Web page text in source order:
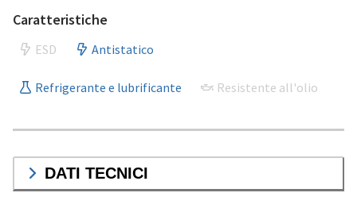
Caratteristiche
ESD Antistatico
Refrigerante e lubrificante Resistente all'olio
DATI TECNICI